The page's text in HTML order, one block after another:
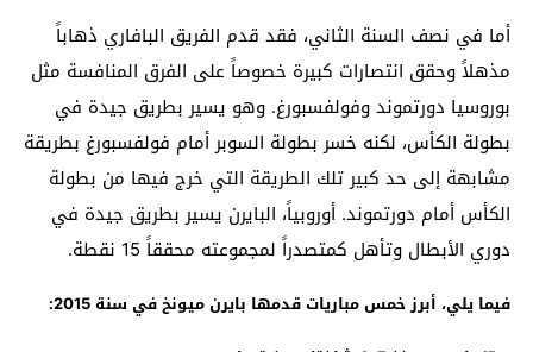
أما في نصف السنة الثاني، فقد قدم الفريق البافاري ذهاباً
مذهلاً وحقق انتصارات كبيرة خصوصاً على الفرق المنافسة مثل
بوروسيا دورتموند وفولفسبورغ. وهو يسير بطريق جيدة في
بطولة الكأس، لكنه خسر بطولة السوبر أمام فولفسبورغ بطريقة
مشابهة إلى حد كبير تلك الطريقة التي خرج فيها من بطولة
الكأس أمام دورتموند. أوروبياً، البايرن يسير بطريق جيدة في
دوري الأبطال وتأهل كمتصدراً لمجموعته محققاً 15 نقطة.
فيما يلي، أبرز خمس مباريات قدمها بايرن ميونخ في سنة 2015: